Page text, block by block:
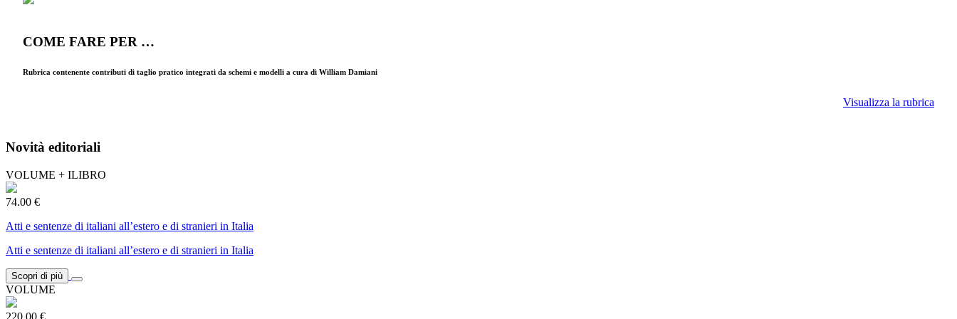
COME FARE PER …
Rubrica contenente contributi di taglio pratico integrati da schemi e modelli a cura di William Damiani
Visualizza la rubrica
Novità editoriali
VOLUME + ILIBRO
74.00 €
Atti e sentenze di italiani all’estero e di stranieri in Italia
Atti e sentenze di italiani all’estero e di stranieri in Italia
Scopri di più
VOLUME
220.00 €